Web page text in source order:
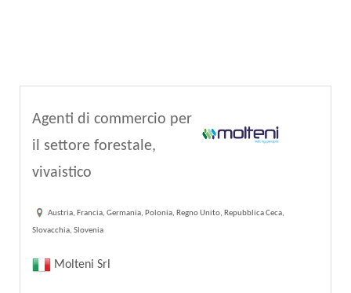
Agenti di commercio per
il settore forestale,
vivaistico
Austria, Francia, Germania, Polonia, Regno Unito, Repubblica Ceca,
Slovacchia, Slovenia
Molteni Srl